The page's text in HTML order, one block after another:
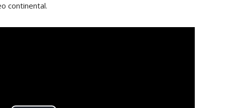
continental.